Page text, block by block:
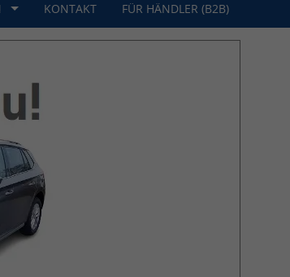
KONTAKT FÜR HÄNDLER (B2B)